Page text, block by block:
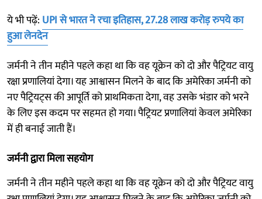
ये भी पढ़ें: UPI से भारत ने रचा इतिहास, 27.28 लाख करोड़ रुपये का
हुआ लेनदेन
जर्मनी ने तीन महीने पहले कहा था कि वह यूक्रेन को दो और पैट्रियट वायु
रक्षा प्रणालियां देगा। यह आश्वासन मिलने के बाद कि अमेरिका जर्मनी को
नए पैट्रियट्स की आपूर्ति को प्राथमिकता देगा, वह उसके भंडार को भरने
के लिए इस कदम पर सहमत हो गया। पैट्रियट प्रणालियां केवल अमेरिका
में ही बनाई जाती हैं।
जर्मनी द्वारा मिला सहयोग
जर्मनी ने तीन महीने पहले कहा था कि वह यूक्रेन को दो और पैट्रियट वायु